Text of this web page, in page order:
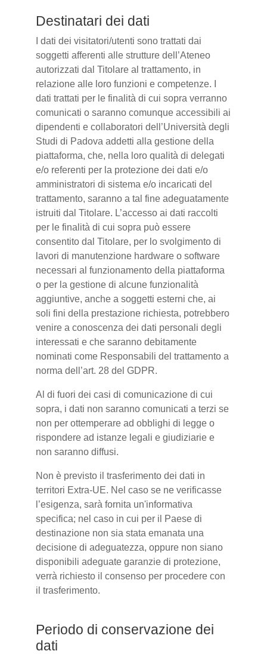
Destinatari dei dati
I dati dei visitatori/utenti sono trattati dai
soggetti afferenti alle strutture dell’Ateneo
autorizzati dal Titolare al trattamento, in
relazione alle loro funzioni e competenze. I
dati trattati per le finalità di cui sopra verranno
comunicati o saranno comunque accessibili ai
dipendenti e collaboratori dell’Università degli
Studi di Padova addetti alla gestione della
piattaforma, che, nella loro qualità di delegati
e/o referenti per la protezione dei dati e/o
amministratori di sistema e/o incaricati del
trattamento, saranno a tal fine adeguatamente
istruiti dal Titolare. L’accesso ai dati raccolti
per le finalità di cui sopra può essere
consentito dal Titolare, per lo svolgimento di
lavori di manutenzione hardware o software
necessari al funzionamento della piattaforma
o per la gestione di alcune funzionalità
aggiuntive, anche a soggetti esterni che, ai
soli fini della prestazione richiesta, potrebbero
venire a conoscenza dei dati personali degli
interessati e che saranno debitamente
nominati come Responsabili del trattamento a
norma dell’art. 28 del GDPR.
Al di fuori dei casi di comunicazione di cui
sopra, i dati non saranno comunicati a terzi se
non per ottemperare ad obblighi di legge o
rispondere ad istanze legali e giudiziarie e
non saranno diffusi.
Non è previsto il trasferimento dei dati in
territori Extra-UE. Nel caso se ne verificasse
l’esigenza, sarà fornita un'informativa
specifica; nel caso in cui per il Paese di
destinazione non sia stata emanata una
decisione di adeguatezza, oppure non siano
disponibili adeguate garanzie di protezione,
verrà richiesto il consenso per procedere con
il trasferimento.
Periodo di conservazione dei
dati